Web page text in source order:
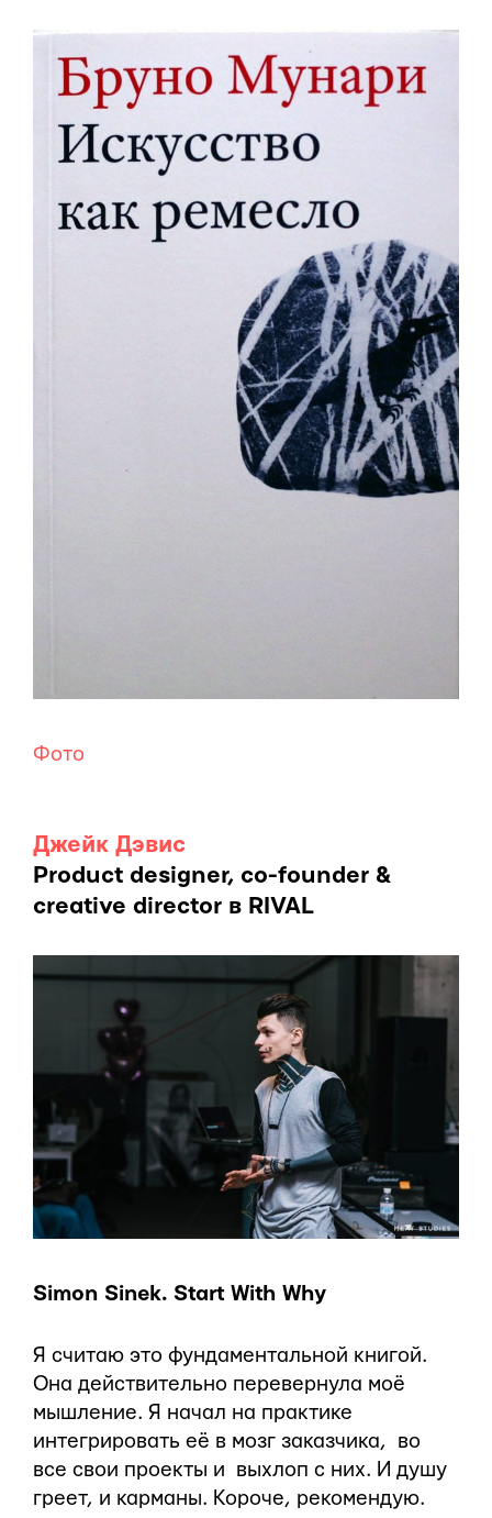
Фото
Джейк Дэвис
Product designer, co-founder &
creative director в RIVAL
Simon Sinek. Start With Why
Я считаю это фундаментальной книгой.
Она действительно перевернула моё
мышление. Я начал на практике
интегрировать её в мозг заказчика, во
все свои проекты и выхлоп с них. И душу
греет, и карманы. Короче, рекомендую.